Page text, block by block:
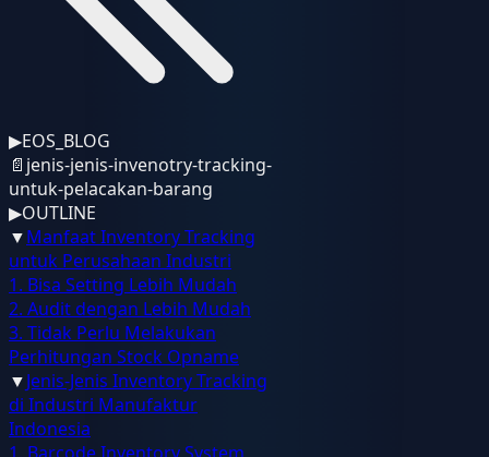
▶EOS_BLOG
📄 jenis-jenis-invenotry-tracking-
untuk-pelacakan-barang
▶OUTLINE
▼Manfaat Inventory Tracking
untuk Perusahaan Industri
1. Bisa Setting Lebih Mudah
2. Audit dengan Lebih Mudah
3. Tidak Perlu Melakukan
Perhitungan Stock Opname
▼Jenis-Jenis Inventory Tracking
di Industri Manufaktur
Indonesia